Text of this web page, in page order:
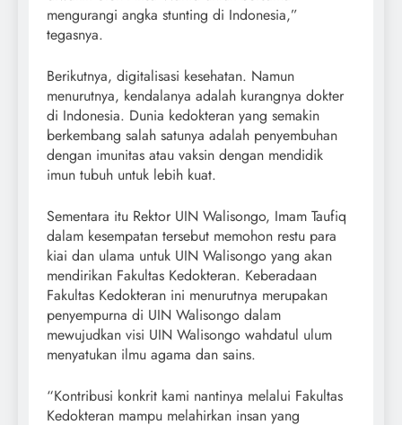
mengurangi angka stunting di Indonesia,”
tegasnya.
Berikutnya, digitalisasi kesehatan. Namun
menurutnya, kendalanya adalah kurangnya dokter
di Indonesia. Dunia kedokteran yang semakin
berkembang salah satunya adalah penyembuhan
dengan imunitas atau vaksin dengan mendidik
imun tubuh untuk lebih kuat.
Sementara itu Rektor UIN Walisongo, Imam Taufiq
dalam kesempatan tersebut memohon restu para
kiai dan ulama untuk UIN Walisongo yang akan
mendirikan Fakultas Kedokteran. Keberadaan
Fakultas Kedokteran ini menurutnya merupakan
penyempurna di UIN Walisongo dalam
mewujudkan visi UIN Walisongo wahdatul ulum
menyatukan ilmu agama dan sains.
“Kontribusi konkrit kami nantinya melalui Fakultas
Kedokteran mampu melahirkan insan yang